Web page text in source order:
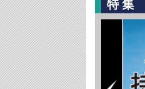
特集